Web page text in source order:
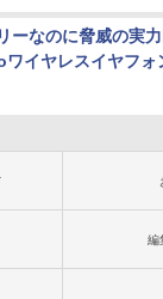
ーなのに脅威の実
イヤレスイヤフォ
編